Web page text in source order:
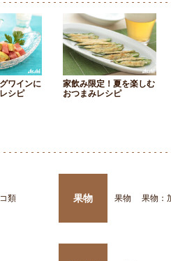
ワインに
シピ
家飲み限定！夏を楽しむ
おつまみレシピ
類
果物 果物 果物：